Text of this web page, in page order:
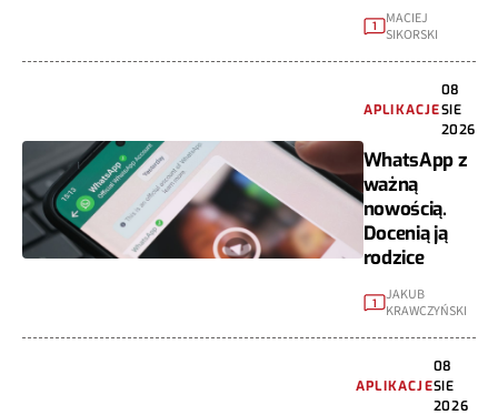
1
MACIEJ
SIKORSKI
APLIKACJE
08
SIE
2026
WhatsApp z
ważną
nowością.
Docenią ją
rodzice
1
JAKUB
KRAWCZYŃSKI
APLIKACJE
08
SIE
2026